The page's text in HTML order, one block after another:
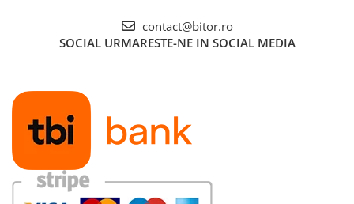
contact@bitor.ro
SOCIAL URMARESTE-NE IN SOCIAL MEDIA